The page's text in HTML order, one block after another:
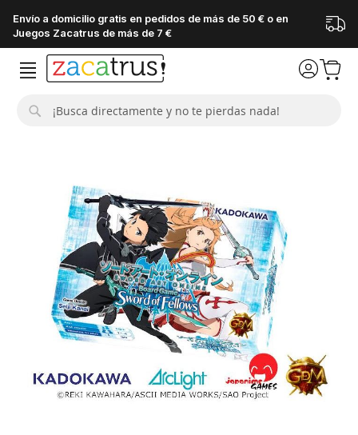
Envío a domicilio gratis en pedidos de más de 50 € o en
Juegos Zacatrus de más de 7 €
imágenes